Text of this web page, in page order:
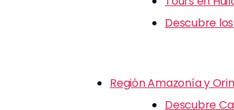
Descubre
Región Amazonía y
Descubre